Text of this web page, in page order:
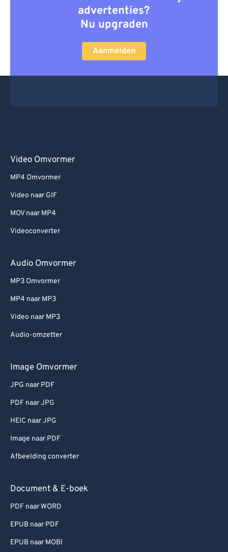
advertenties?
Nu upgraden
Aanmelden
Video Omvormer
MP4 Omvormer
Video naar GIF
MOV naar MP4
Videoconverter
Audio Omvormer
MP3 Omvormer
MP4 naar MP3
Video naar MP3
Audio-omzetter
Image Omvormer
JPG naar PDF
PDF naar JPG
HEIC naar JPG
Image naar PDF
Afbeelding converter
Document & E-boek
PDF naar WORD
EPUB naar PDF
EPUB naar MOBI